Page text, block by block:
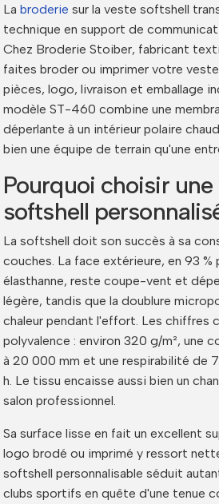
La broderie sur la veste softshell
technique en support de
Chez Broderie Stoiber, fabricant
faites broder ou imprimer votre
pièces, logo, livraison et emballage
modèle ST-460 combine une
déperlante à un intérieur polaire
bien une équipe de terrain qu'une
Pourquoi choisir
softshell
La softshell doit son succès à sa
couches. La face extérieure, en 93 %
élasthanne, reste coupe-vent et
légère, tandis que la doublure
chaleur pendant l'effort. Les chiffres
polyvalence : environ 320 g/m², une
à 20 000 mm et une respirabilité de
h. Le tissu encaisse aussi bien un
salon professionnel.
Sa surface lisse en fait un excellent
logo brodé ou imprimé y ressort
softshell personnalisable séduit
clubs sportifs en quête d'une tenue